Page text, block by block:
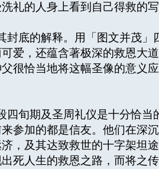
礼的人身上看到自己得救的
底的解释。用「图文并茂」
爱，还蕴含著极深的救恩大
很恰当地将这幅圣像的意义
旬期及圣周礼仪是十分恰当
参加的都是信友。他们在深
，及其达致救世的十字架坦
死人生的救恩之路，而将之传